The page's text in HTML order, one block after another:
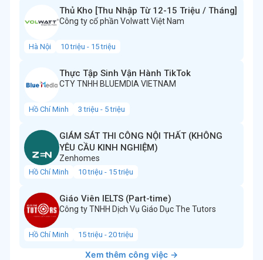
Thủ Kho [Thu Nhập Từ 12-15 Triệu / Tháng]
Công ty cổ phần Volwatt Việt Nam
Hà Nội 10 triệu - 15 triệu
Thực Tập Sinh Vận Hành TikTok
CTY TNHH BLUEMDIA VIETNAM
Hồ Chí Minh 3 triệu - 5 triệu
GIÁM SÁT THI CÔNG NỘI THẤT (KHÔNG
YÊU CẦU KINH NGHIỆM)
Zenhomes
Hồ Chí Minh 10 triệu - 15 triệu
Giáo Viên IELTS (Part-time)
Công ty TNHH Dịch Vụ Giáo Dục The Tutors
Hồ Chí Minh 15 triệu - 20 triệu
Xem thêm công việc →